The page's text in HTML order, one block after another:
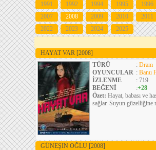
1991
1992 1994 1995 1996
2007
2008 2009 2010 2011
2022
2023 2024
2025
HAYAT VAR [2008]
TÜRÜ
: Dram
OYUNCULAR : Banu
İZLENME
: 719
BEĞENİ
:+28
Özet: Hayat, babası ve
sağlar. Suyun güzelliğine
GÜNEŞIN OĞLU [2008]